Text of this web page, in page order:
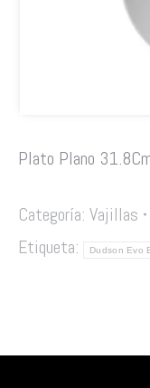
Plato Plano
Categoría: Vajillas
Etiqueta:
Dudson Evo